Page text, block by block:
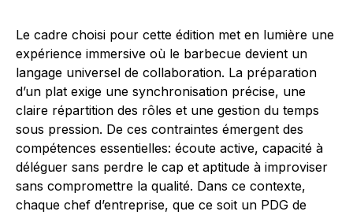
Le cadre choisi pour cette édition met en lumière une
expérience immersive où le barbecue devient un
langage universel de collaboration. La préparation
d’un plat exige une synchronisation précise, une
claire répartition des rôles et une gestion du temps
sous pression. De ces contraintes émergent des
compétences essentielles: écoute active, capacité à
déléguer sans perdre le cap et aptitude à improviser
sans compromettre la qualité. Dans ce contexte,
chaque chef d’entreprise, que ce soit un PDG de